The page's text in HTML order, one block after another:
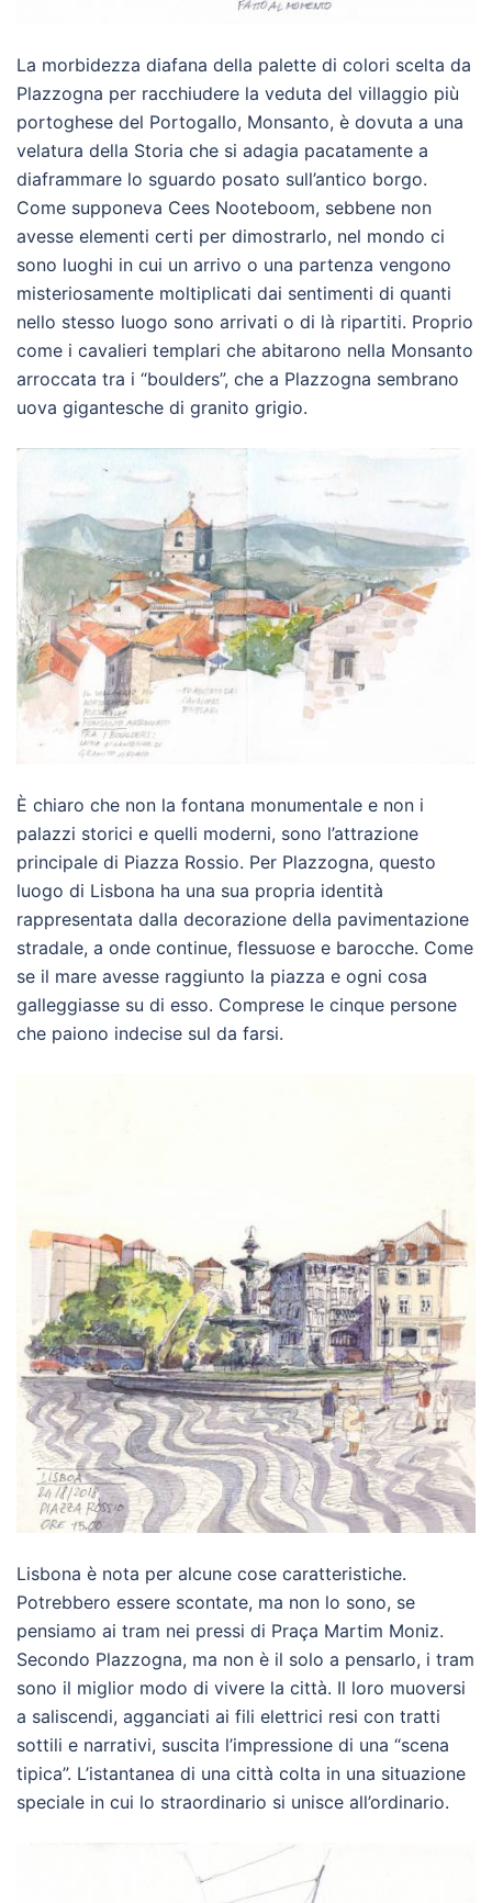
La morbidezza diafana della palette di colori scelta da
Plazzogna per racchiudere la veduta del villaggio più
portoghese del Portogallo, Monsanto, è dovuta a una
velatura della Storia che si adagia pacatamente a
diaframmare lo sguardo posato sull’antico borgo.
Come supponeva Cees Nooteboom, sebbene non
avesse elementi certi per dimostrarlo, nel mondo ci
sono luoghi in cui un arrivo o una partenza vengono
misteriosamente moltiplicati dai sentimenti di quanti
nello stesso luogo sono arrivati o di là ripartiti. Proprio
come i cavalieri templari che abitarono nella Monsanto
arroccata tra i “boulders”, che a Plazzogna sembrano
uova gigantesche di granito grigio.
È chiaro che non la fontana monumentale e non i
palazzi storici e quelli moderni, sono l’attrazione
principale di Piazza Rossio. Per Plazzogna, questo
luogo di Lisbona ha una sua propria identità
rappresentata dalla decorazione della pavimentazione
stradale, a onde continue, flessuose e barocche. Come
se il mare avesse raggiunto la piazza e ogni cosa
galleggiasse su di esso. Comprese le cinque persone
che paiono indecise sul da farsi.
Lisbona è nota per alcune cose caratteristiche.
Potrebbero essere scontate, ma non lo sono, se
pensiamo ai tram nei pressi di Praça Martim Moniz.
Secondo Plazzogna, ma non è il solo a pensarlo, i tram
sono il miglior modo di vivere la città. Il loro muoversi
a saliscendi, agganciati ai fili elettrici resi con tratti
sottili e narrativi, suscita l’impressione di una “scena
tipica”. L’istantanea di una città colta in una situazione
speciale in cui lo straordinario si unisce all’ordinario.